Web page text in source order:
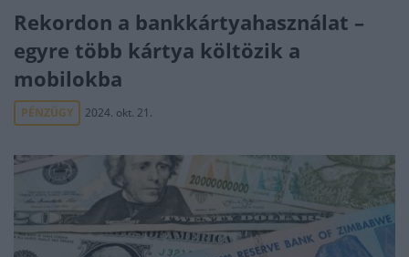
Rekordon a bankkártyahasználat –
egyre több kártya költözik a
mobilokba
PÉNZÜGY 2024. okt. 21.